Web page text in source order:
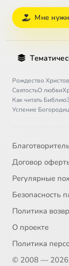
29
32
Иона
35 Иона,
36
Мне
Рождество
СвятостьО любви
Как читать Библию
Успение
Договор
Регулярные
Безопасность
Политика
О проекте
Политика
© 2008 — 2026